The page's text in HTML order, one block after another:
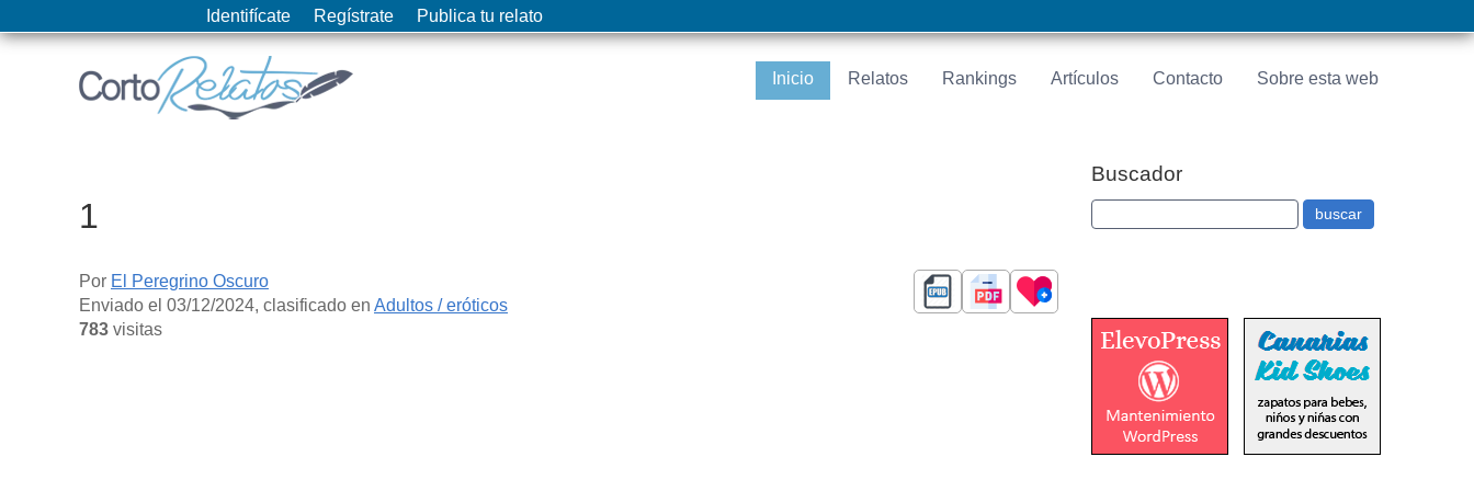
Identifícate Regístrate Publica tu relato
Inicio Relatos Rankings Artículos Contacto Sobre esta web
1
Por El Peregrino Oscuro
Enviado el 03/12/2024, clasificado en Adultos / eróticos
783 visitas
Buscador